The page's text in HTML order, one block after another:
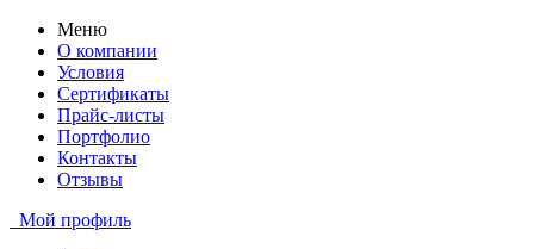
Меню
О компании
Условия
Сертификаты
Прайс-листы
Портфолио
Контакты
Отзывы
Мой профиль